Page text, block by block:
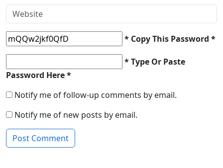
* Copy This Password *
* Type Or Paste
Password Here *
Notify me of follow-up comments by email.
Notify me of new posts by email.